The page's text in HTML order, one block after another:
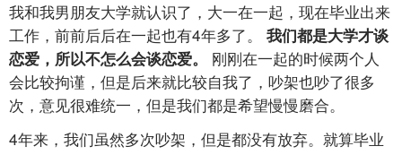
我和我男朋友大学就认识了，大一在一起，现在毕业出来
工作，前前后后在一起也有4年多了。 我们都是大学才谈
恋爱，所以不怎么会谈恋爱。 刚刚在一起的时候两个人
会比较拘谨，但是后来就比较自我了，吵架也吵了很多
次，意见很难统一，但是我们都是希望慢慢磨合。
4年来，我们虽然多次吵架，但是都没有放弃。就算毕业